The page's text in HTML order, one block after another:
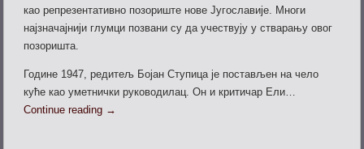
као репрезентативно позориште нове Југославије. Многи
најзначајнији глумци позвани су да учествују у стварању овог
позоришта.
Године 1947, редитељ Бојан Ступица је постављен на чело
куће као уметнички руководилац. Он и критичар Ели…
Continue reading →